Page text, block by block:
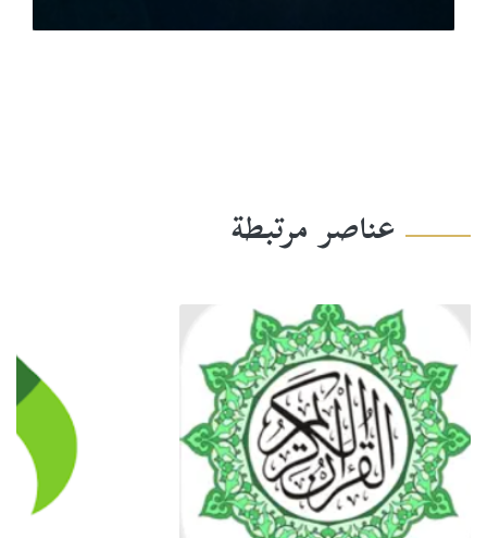
عناصر مرتبطة